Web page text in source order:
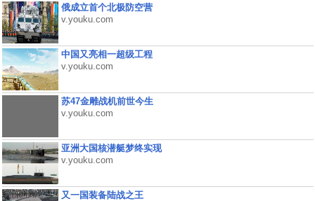
俄成立首个北极防空营
v.youku.com
中国又亮相一超级工程
v.youku.com
苏47金雕战机前世今生
v.youku.com
亚洲大国核潜艇梦终实现
v.youku.com
又一国装备陆战之王